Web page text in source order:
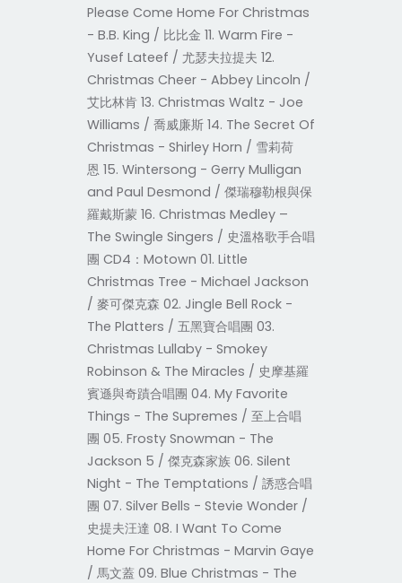
Please Come Home For Christmas
- B.B. King / 比比金 11. Warm Fire -
Yusef Lateef / 尤瑟夫拉提夫 12.
Christmas Cheer - Abbey Lincoln /
艾比林肯 13. Christmas Waltz - Joe
Williams / 喬威廉斯 14. The Secret Of
Christmas - Shirley Horn / 雪莉荷
恩 15. Wintersong - Gerry Mulligan
and Paul Desmond / 傑瑞穆勒根與保
羅戴斯蒙 16. Christmas Medley –
The Swingle Singers / 史溫格歌手合唱
團 CD4：Motown 01. Little
Christmas Tree - Michael Jackson
/ 麥可傑克森 02. Jingle Bell Rock -
The Platters / 五黑寶合唱團 03.
Christmas Lullaby - Smokey
Robinson & The Miracles / 史摩基羅
賓遜與奇蹟合唱團 04. My Favorite
Things - The Supremes / 至上合唱
團 05. Frosty Snowman - The
Jackson 5 / 傑克森家族 06. Silent
Night - The Temptations / 誘惑合唱
團 07. Silver Bells - Stevie Wonder /
史提夫汪達 08. I Want To Come
Home For Christmas - Marvin Gaye
/ 馬文蓋 09. Blue Christmas - The